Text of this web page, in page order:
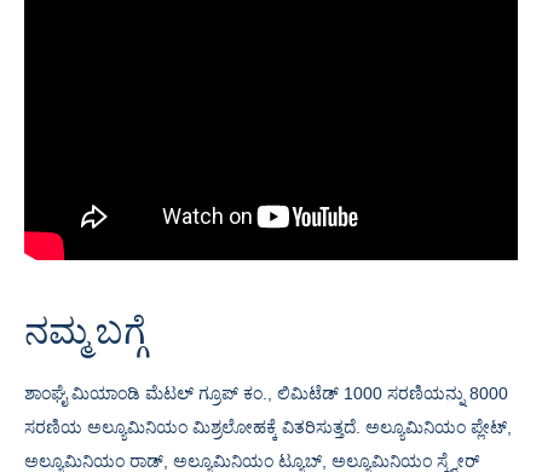
ನಮ್ಮ ಬಗ್ಗೆ
ಶಾಂಘೈ ಮಿಯಾಂಡಿ ಮೆಟಲ್ ಗ್ರೂಪ್ ಕಂ., ಲಿಮಿಟೆಡ್ 1000 ಸರಣಿಯನ್ನು 8000
ಸರಣಿಯ ಅಲ್ಯೂಮಿನಿಯಂ ಮಿಶ್ರಲೋಹಕ್ಕೆ ವಿತರಿಸುತ್ತದೆ. ಅಲ್ಯೂಮಿನಿಯಂ ಪ್ಲೇಟ್,
ಅಲ್ಯೂಮಿನಿಯಂ ರಾಡ್, ಅಲ್ಯೂಮಿನಿಯಂ ಟ್ಯೂಬ್, ಅಲ್ಯೂಮಿನಿಯಂ ಸ್ಕ್ವೇರ್